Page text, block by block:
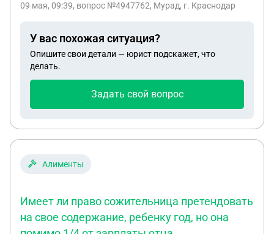
09 мая, 09:39, вопрос №4947762, Мурад, г. Краснодар
У вас похожая ситуация?
Опишите свои детали — юрист подскажет, что
делать.
Задать свой вопрос
Алименты
Имеет ли право сожительница претендовать
на свое содержание, ребенку год, но она